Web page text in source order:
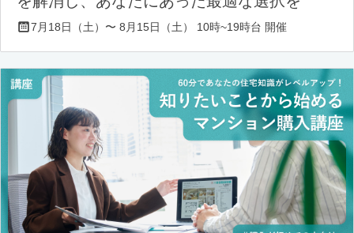
7月18日（土）〜 8月15日（土） 10時~19時台 開催